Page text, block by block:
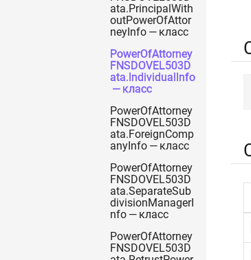
ata.PrincipalWith
outPowerOfAttor
neyInfo — класс
PowerOfAttorney
FNSDOVEL503D
ata.IndividualInfo
— класс
PowerOfAttorney
FNSDOVEL503D
ata.ForeignComp
anyInfo — класс
PowerOfAttorney
FNSDOVEL503D
ata.SeparateSub
divisionManagerI
nfo — класс
PowerOfAttorney
FNSDOVEL503D